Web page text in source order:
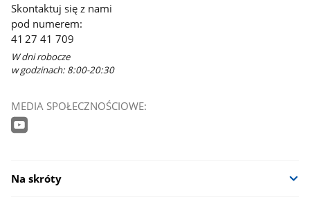
Skontaktuj się z nami
pod numerem:
41 27 41 709
W dni robocze
w godzinach: 8:00-20:30
MEDIA SPOŁECZNOŚCIOWE:
Na skróty